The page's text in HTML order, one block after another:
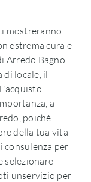
mostreranno
estrema cura e
Arredo Bagno
di locale, il
a
poiché
della tua vita
consulenza per
selezionare
unservizio per